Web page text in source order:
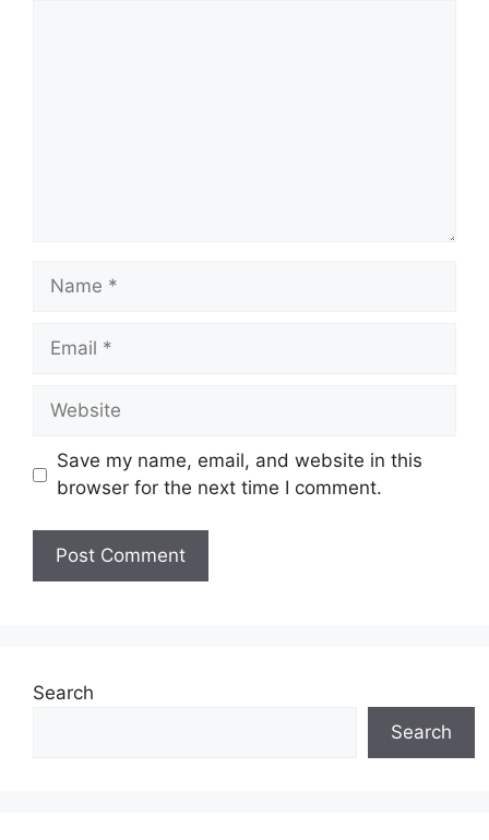
Name
Email
Website
Save my name, email, and website in this
browser for the next time I comment.
Search
Search